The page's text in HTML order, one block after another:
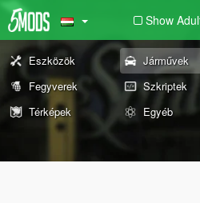
Show
Eszközök Járművek
Fegyverek
Szkriptek
Térképek
Egyéb